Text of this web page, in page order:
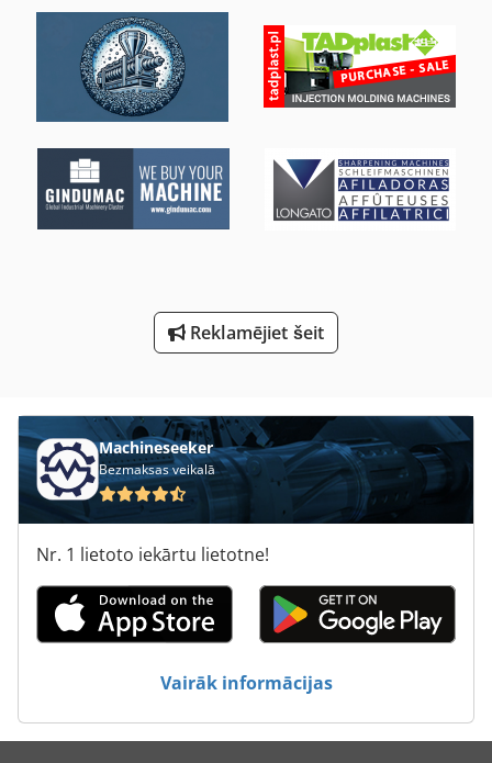
Ng 200
Nu 204
Skrūves Ir
Reklamējiet šeit
Machineseeker
Bezmaksas veikalā
Nr. 1 lietoto iekārtu lietotne!
Vairāk informācijas